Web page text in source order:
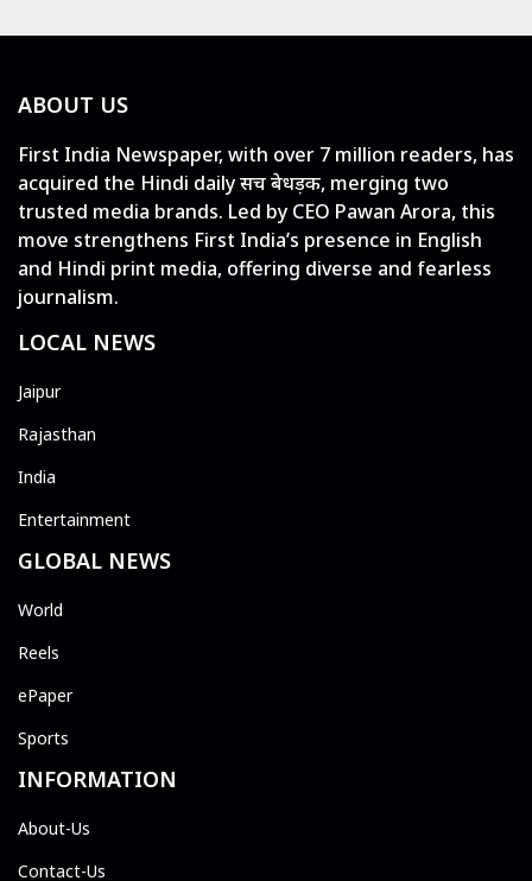
ABOUT US
First India Newspaper, with over 7 million readers, has
acquired the Hindi daily सच बेधड़क, merging two
trusted media brands. Led by CEO Pawan Arora, this
move strengthens First India’s presence in English
and Hindi print media, offering diverse and fearless
journalism.
LOCAL NEWS
Jaipur
Rajasthan
India
Entertainment
GLOBAL NEWS
World
Reels
ePaper
Sports
INFORMATION
About-Us
Contact-Us